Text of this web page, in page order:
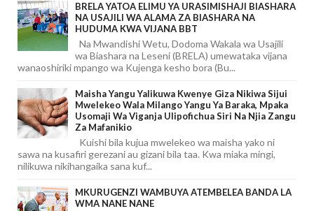
BRELA YATOA ELIMU YA URASIMISHAJI BIASHARA
NA USAJILI WA ALAMA ZA BIASHARA NA
HUDUMA KWA VIJANA BBT
Na Mwandishi Wetu, Dodoma Wakala wa Usajili
wa Biashara na Leseni (BRELA) umewataka vijana
wanaoshiriki mpango wa Kujenga kesho bora (Bu...
Maisha Yangu Yalikuwa Kwenye Giza Nikiwa Sijui
Mwelekeo Wala Milango Yangu Ya Baraka, Mpaka
Usomaji Wa Viganja Ulipofichua Siri Na Njia Zangu
Za Mafanikio
Kuishi bila kujua mwelekeo wa maisha yako ni
sawa na kusafiri gerezani au gizani bila taa. Kwa miaka mingi,
nilikuwa nikihangaika sana kuf...
MKURUGENZI WAMBUYA ATEMBELEA BANDA LA
WMA NANE NANE